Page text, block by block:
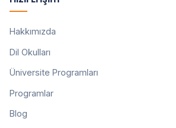
Hakkımızda
Dil Okulları
Üniversite Programları
Programlar
Blog